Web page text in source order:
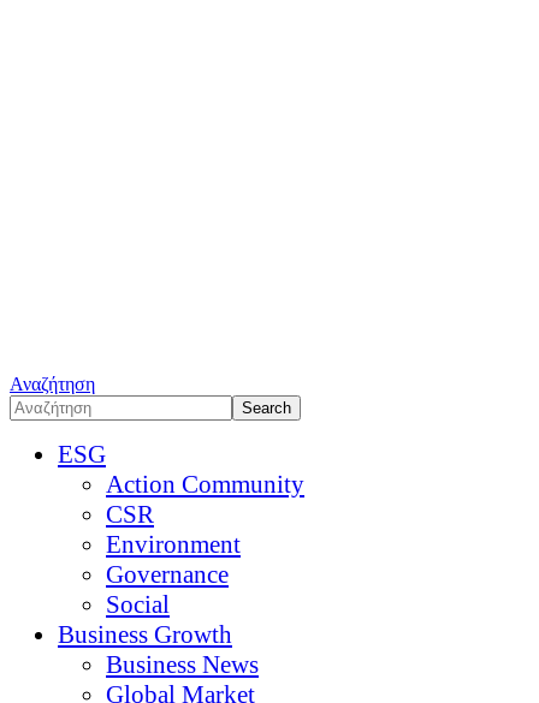
Αναζήτηση
ESG
Action Community
CSR
Environment
Governance
Social
Business Growth
Business News
Global Market